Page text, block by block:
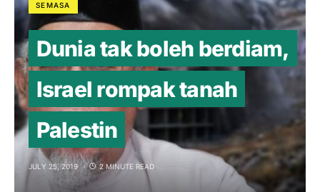
SEMASA
Dunia tak boleh berdiam,
Israel rompak tanah
Palestin
JULY 25, 2019 2 MINUTE READ